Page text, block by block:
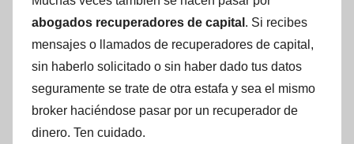
abogados recuperadores de capital . Si recibes
mensajes o llamados de recuperadores de capital,
sin haberlo solicitado o sin haber dado tus datos
seguramente se trate de otra estafa y sea el mismo
broker haciéndose pasar por un recuperador de
dinero. Ten cuidado.